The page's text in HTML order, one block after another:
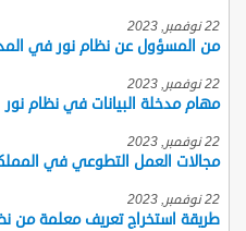
22 نوفمبر, 2023
من المسؤول عن نظام نور في
22 نوفمبر, 2023
مهام مدخلة البيانات في نظام نور
22 نوفمبر, 2023
مجالات العمل التطوعي في
22 نوفمبر, 2023
طريقة استخراج تعريف معلمة من